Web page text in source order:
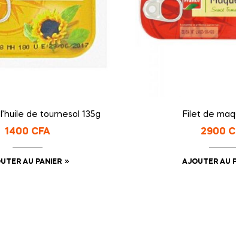
de tournesol 135g
1400 CFA
AU PANIER
Filet de
2900
AJOUTER AU